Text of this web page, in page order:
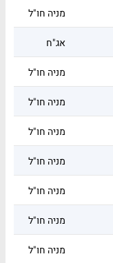
מניה חו"ל
אג"ח
מניה חו"ל
מניה חו"ל
מניה חו"ל
מניה חו"ל
מניה חו"ל
מניה חו"ל
מניה חו"ל